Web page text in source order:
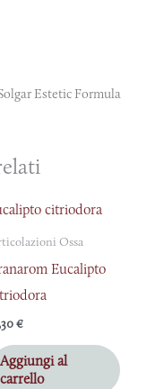
Estetic Formula
Ossa
Eucalipto
€
Aggiungi al
carrello